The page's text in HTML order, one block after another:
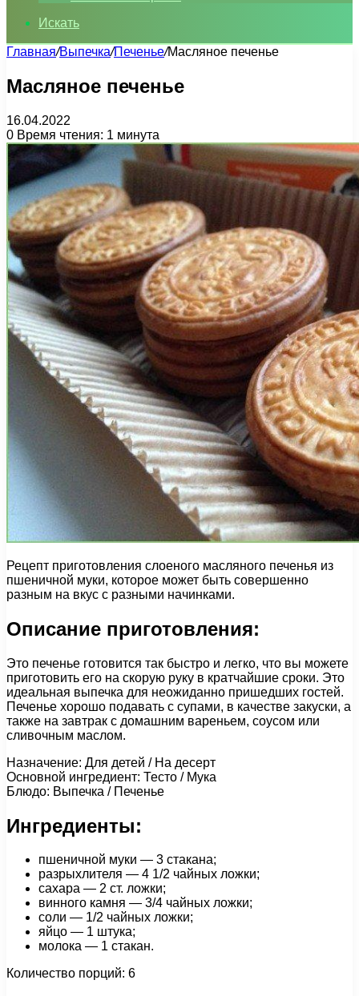
Искать
Главная/Выпечка/Печенье/Масляное печенье
Масляное печенье
16.04.2022
0 Время чтения: 1 минута
Рецепт приготовления слоеного масляного печенья из
пшеничной муки, которое может быть совершенно
разным на вкус с разными начинками.
Описание приготовления:
Это печенье готовится так быстро и легко, что вы можете
приготовить его на скорую руку в кратчайшие сроки. Это
идеальная выпечка для неожиданно пришедших гостей.
Печенье хорошо подавать с супами, в качестве закуски, а
также на завтрак с домашним вареньем, соусом или
сливочным маслом.
Назначение: Для детей / На десерт
Основной ингредиент: Тесто / Мука
Блюдо: Выпечка / Печенье
Ингредиенты:
пшеничной муки — 3 стакана;
разрыхлителя — 4 1/2 чайных ложки;
сахара — 2 ст. ложки;
винного камня — 3/4 чайных ложки;
соли — 1/2 чайных ложки;
яйцо — 1 штука;
молока — 1 стакан.
Количество порций: 6